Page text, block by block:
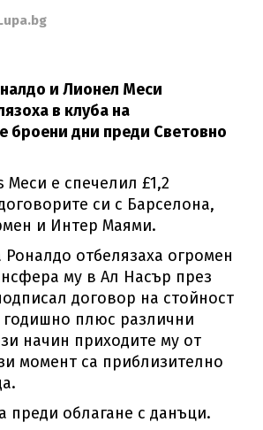
и Лионел Меси
в клуба на
броени дни преди Световно
Меси е спечелил £1,2
си с Барселона,
и Интер Маями.
отбелязаха огромен
му в Ал Насър през
договор на стойност
годишно плюс различни
начин приходите му от
момент са приблизително
преди облагане с данъци.